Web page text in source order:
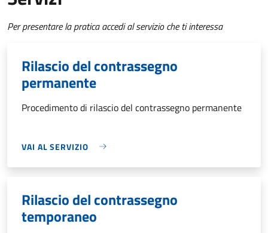
Per presentare la pratica accedi al servizio che ti interessa
Rilascio del contrassegno
permanente
Procedimento di rilascio del contrassegno permanente
VAI AL SERVIZIO
Rilascio del contrassegno
temporaneo